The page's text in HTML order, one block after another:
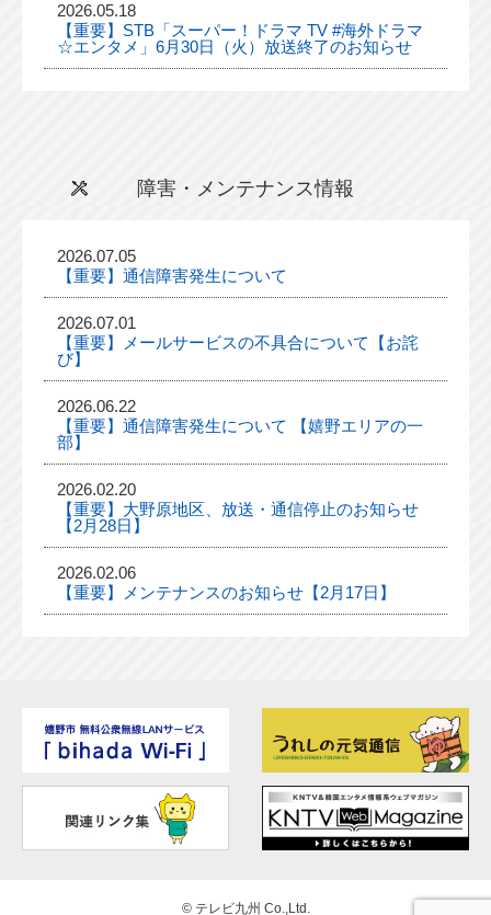
2026.05.18
【重要】STB「スーパー！ドラマ TV #海外ドラマ
☆エンタメ」6月30日（火）放送終了のお知らせ
障害・メンテナンス情報
2026.07.05
【重要】通信障害発生について
2026.07.01
【重要】メールサービスの不具合について【お詫
び】
2026.06.22
【重要】通信障害発生について 【嬉野エリアの一
部】
2026.02.20
【重要】大野原地区、放送・通信停止のお知らせ
【2月28日】
2026.02.06
【重要】メンテナンスのお知らせ【2月17日】
©テレビ九州 Co.,Ltd.